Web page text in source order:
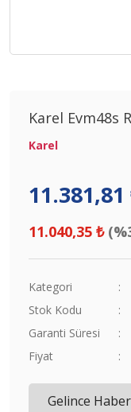
Karel Evm48s
Karel
11.381,81
11.040,35 ₺
Kategori
Stok Kodu
Garanti Süresi
Fiyat
Gelince